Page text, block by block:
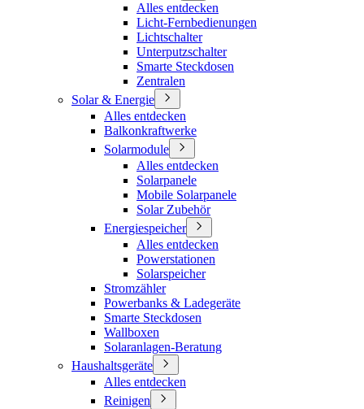
Alles entdecken
Licht-Fernbedienungen
Lichtschalter
Unterputzschalter
Smarte Steckdosen
Zentralen
Solar & Energie
Alles entdecken
Balkonkraftwerke
Solarmodule
Alles entdecken
Solarpanele
Mobile Solarpanele
Solar Zubehör
Energiespeicher
Alles entdecken
Powerstationen
Solarspeicher
Stromzähler
Powerbanks & Ladegeräte
Smarte Steckdosen
Wallboxen
Solaranlagen-Beratung
Haushaltsgeräte
Alles entdecken
Reinigen